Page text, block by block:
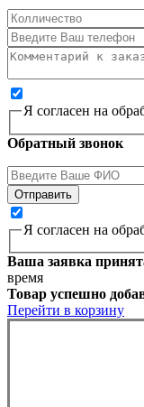
Я согласен на
Обратный звонок
Я согласен на
Ваша заявка
время
Товар успешно
Перейти в корзину